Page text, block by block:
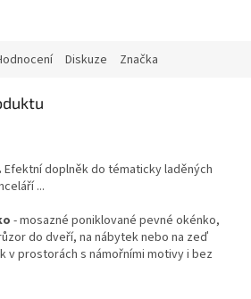
Diskuze Značka
Efektní doplněk do tématicky laděných
...
- mosazné poniklované pevné okénko,
do dveří, na nábytek nebo na zeď
v prostorách s námořními motivy i bez